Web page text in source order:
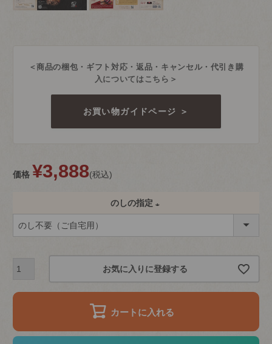
＜商品の梱包・ギフト対応・返品・キャンセル・代引き購
入についてはこちら＞
お買い物ガイドページ ＞
価格 ¥3,888 税込
のしの指定
須
お気に入りに登録する
カートに入れる